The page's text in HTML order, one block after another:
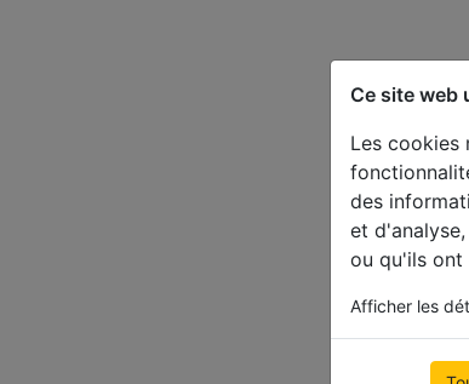
Ce site web
Les cookies
des
et
ou qu'ils ont
Afficher les